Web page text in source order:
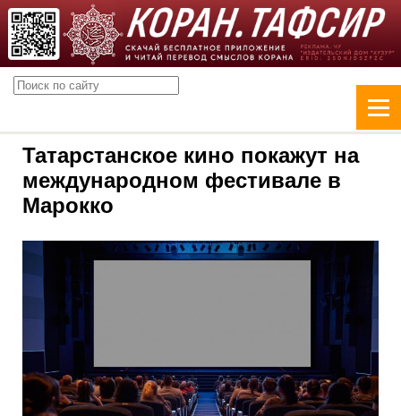
Татарстанское кино покажут на
международном фестивале в
Марокко